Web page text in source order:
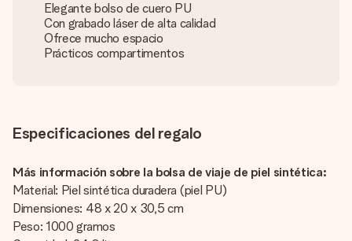
Elegante bolso de cuero PU
Con grabado láser de alta calidad
Ofrece mucho espacio
Prácticos compartimentos
Especificaciones del regalo
Más información sobre la bolsa de viaje de piel sintética:
Material: Piel sintética duradera (piel PU)
Dimensiones: 48 x 20 x 30,5 cm
Peso: 1000 gramos